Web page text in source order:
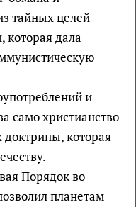
тайных целей
которая дала
и
само христианство
которая
Порядок во
планетам